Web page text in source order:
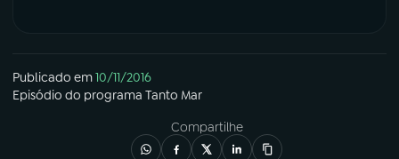
Publicado em10/11/2016
Episódio do programa Tanto Mar
Compartilhe